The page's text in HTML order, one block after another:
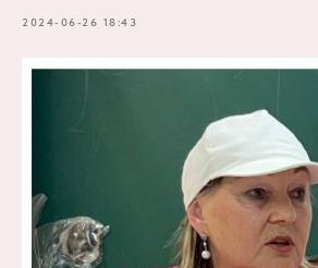
2024-06-26 18:43